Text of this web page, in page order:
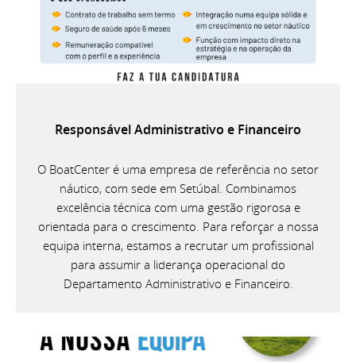
Responsável Administrativo e Financeiro
O BoatCenter é uma empresa de referência no setor
náutico, com sede em Setúbal. Combinamos
excelência técnica com uma gestão rigorosa e
orientada para o crescimento. Para reforçar a nossa
equipa interna, estamos a recrutar um profissional
para assumir a liderança operacional do
Departamento Administrativo e Financeiro.